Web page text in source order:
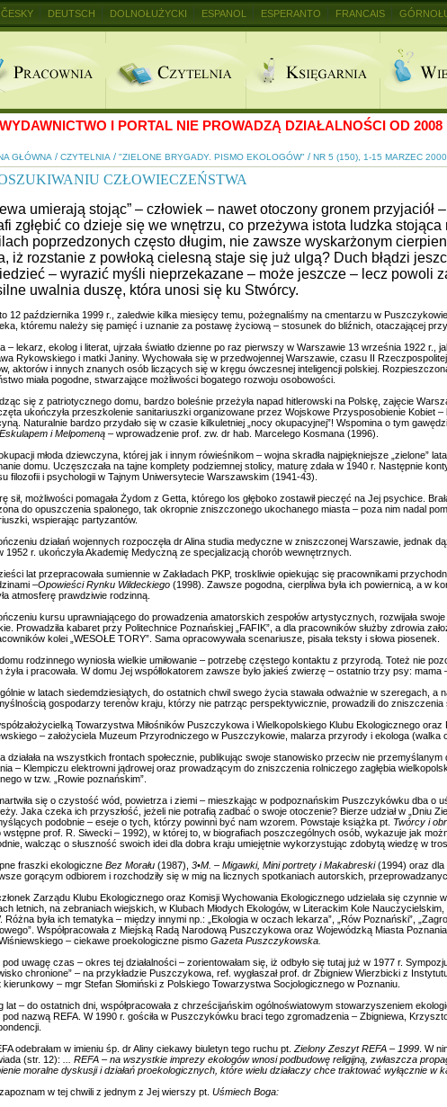
WYDAWNICTWO I PORTAL NIE PROWADZĄ DZIAŁALNOŚCI OD 2008
GŁÓWNA / CZYTELNIA / "ZIELONE BRYGADY. PISMO EKOLOGÓW" / NR 5 (150), 1-15 MARZEC 2000
CZŁOWIECZEŃSTWA
umierają stojąc” – człowiek – nawet otoczony gronem przyjaciół
zgłębić co dzieje się we wnętrzu, co przeżywa istota ludzka
poprzedzonych często długim, nie zawsze wyskarżonym
iż rozstanie z powłoką cielesną staje się już ulgą? Duch błądzi
– wyrazić myśli nieprzekazane – może jeszcze – lecz powoli
uwalnia duszę, która unosi się ku Stwórcy.
12 października 1999 r., zaledwie kilka miesięcy temu, pożegnaliśmy na cmentarzu w
któremu należy się pamięć i uznanie za postawę życiową – stosunek do bliźnich, otaczającej
– lekarz, ekolog i literat, ujrzała światło dzienne po raz pierwszy w Warszawie 13 września 1922 r.,
Rykowskiego i matki Janiny. Wychowała się w przedwojennej Warszawie, czasu II
aktorów i innych znanych osób liczących się w kręgu ówczesnej inteligencji polskiej.
miała pogodne, stwarzające możliwości bogatego rozwoju osobowości.
się z patriotycznego domu, bardzo boleśnie przeżyła napad hitlerowski na Polskę, zajęcie
ukończyła przeszkolenie sanitariuszki organizowane przez Wojskowe Przysposobienie Kobiet –
Naturalnie bardzo przydało się w czasie kilkuletniej „nocy okupacyjnej”! Wspomina o tym
i Melpomeną – wprowadzenie prof. zw. dr hab. Marcelego Kosmana (1996).
młoda dziewczyna, której jak i innym rówieśnikom – wojna skradła najpiękniejsze „zielone”
domu. Uczęszczała na tajne komplety podziemnej stolicy, maturę zdała w 1940 r. Następnie
filozofii i psychologii w Tajnym Uniwersytecie Warszawskim (1941-43).
sił, możliwości pomagała Żydom z Getta, którego los głęboko zostawił pieczęć na Jej psychice.
do opuszczenia spalonego, tak okropnie zniszczonego ukochanego miasta – poza nim nadal
wspierając partyzantów.
działań wojennych rozpoczęła dr Alina studia medyczne w zniszczonej Warszawie, jednak
1952 r. ukończyła Akademię Medyczną ze specjalizacją chorób wewnętrznych.
lat przepracowała sumiennie w Zakładach PKP, troskliwie opiekując się pracownikami
–Opowieści Rynku Wildeckiego (1998). Zawsze pogodna, cierpliwa była ich powiernicą, a w
atmosferę prawdziwie rodzinną.
kursu uprawniającego do prowadzenia amatorskich zespołów artystycznych, rozwijała
Prowadziła kabaret przy Politechnice Poznańskiej „FAFIK”, a dla pracowników służby zdrowia
kolei „WESOŁE TORY”. Sama opracowywała scenariusze, pisała teksty i słowa piosenek.
rodzinnego wyniosła wielkie umiłowanie – potrzebę częstego kontaktu z przyrodą. Toteż nie
żyła i pracowała. W domu Jej współlokatorem zawsze było jakieś zwierzę – ostatnio trzy psy: mama
w latach siedemdziesiątych, do ostatnich chwil swego życia stawała odważnie w szeregach, a
gospodarzy terenów kraju, którzy nie patrząc perspektywicznie, prowadzili do zniszczenia
Towarzystwa Miłośników Puszczykowa i Wielkopolskiego Klubu Ekologicznego
– założyciela Muzeum Przyrodniczego w Puszczykowie, malarza przyrody i ekologa (walka
działała na wszystkich frontach społecznie, publikując swoje stanowisko przeciw nie
– Klempiczu elektrowni jądrowej oraz prowadzącym do zniszczenia rolniczego zagłębia
w tzw. „Rowie poznańskim”.
się o czystość wód, powietrza i ziemi – mieszkając w podpoznańskim Puszczykówku dba o
Jaka czeka ich przyszłość, jeżeli nie potrafią zadbać o swoje otoczenie? Bierze udział w „Dniu
podobnie – eseje o tych, którzy powinni być nam wzorem. Powstaje książka pt. Twórcy i
wstępne prof. R. Siwecki – 1992), w której to, w biografiach poszczególnych osób, wykazuje jak
walcząc o słuszność swoich idei dla dobra kraju umiejętnie wykorzystując zdobytą wiedzę w
fraszki ekologiczne Bez Morału (1987), 3•M. – Migawki, Mini portrety i Makabreski(1994) oraz dla
gorącym odbiorem i rozchodziły się w mig na licznych spotkaniach autorskich,
Zarządu Klubu Ekologicznego oraz Komisji Wychowania Ekologicznego udzielała się czynnie
letnich, na zebraniach wiejskich, w Klubach Młodych Ekologów, w Literackim Kole
Różna była ich tematyka – między innymi np.: „Ekologia w oczach lekarza”, „Rów Poznański”,
Współpracowała z Miejską Radą Narodową Puszczykowa oraz Wojewódzką Miasta
– ciekawe proekologiczne pismo Gazeta Puszczykowska.
uwagę czas – okres tej działalności – zorientowałam się, iż odbyło się tutaj już w 1977 r.
chronione” – na przykładzie Puszczykowa, ref. wygłaszał prof. dr Zbigniew Wierzbicki z
kierunkowy – mgr Stefan Słomiński z Polskiego Towarzystwa Socjologicznego w Poznaniu.
lat – do ostatnich dni, współpracowała z chrześcijańskim ogólnoświatowym stowarzyszeniem
nazwą REFA. W 1990 r. gościła w Puszczykówku braci tego zgromadzenia – Zbigniewa,
odebrałam w imieniu śp. dr Aliny ciekawy biuletyn tego ruchu pt. Zielony Zeszyt REFA – 1999 . W
(str. 12):
... REFA – na wszystkie imprezy ekologów wnosi podbudowę religijną, zwłaszcza
moralne dyskusji i działań proekologicznych, które wielu działaczy chce traktować wyłącznie w
w tej chwili z jednym z Jej wierszy pt. Uśmiech Boga:
ČESKY DEUTSCH DOLNOŁUŻYCKI ESPANOL ESPERANTO FRANCAIS